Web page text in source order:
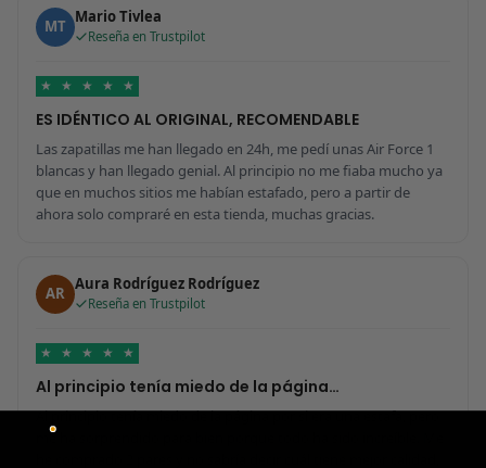
MT Mario Tivlea
Reseña en Trustpilot
★ ★ ★ ★ ★
ES IDÉNTICO AL ORIGINAL, RECOMENDABLE
Las zapatillas me han llegado en 24h, me pedí unas Air Force 1
blancas y han llegado genial. Al principio no me fiaba mucho ya
que en muchos sitios me habían estafado, pero a partir de
ahora solo compraré en esta tienda, muchas gracias.
AR Aura Rodríguez Rodríguez
Reseña en Trustpilot
★ ★ ★ ★ ★
Al principio tenía miedo de la página…
Al principio tenía miedo de la página por si era una estafa, pero
me ha sorprendido para bien porque todo ha sido increíble. Me